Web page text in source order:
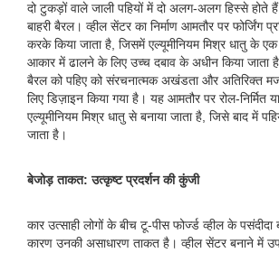
दो टुकड़ों वाले जाली पहियों में दो अलग-अलग हिस्से होते
बाहरी बैरल। व्हील सेंटर का निर्माण आमतौर पर फोर्जिंग
करके किया जाता है, जिसमें एल्यूमीनियम मिश्र धातु के एक
आकार में ढालने के लिए उच्च दबाव के अधीन किया जाता
बैरल को पहिए को संरचनात्मक अखंडता और अतिरिक्त
लिए डिज़ाइन किया गया है। यह आमतौर पर रोल-निर्मित
एल्यूमीनियम मिश्र धातु से बनाया जाता है, जिसे बाद में
जाता है।
बेजोड़ ताकत: उत्कृष्ट प्रदर्शन की कुंजी
कार उत्साही लोगों के बीच टू-पीस फोर्ज्ड व्हील के
कारण उनकी असाधारण ताकत है। व्हील सेंटर बनाने में